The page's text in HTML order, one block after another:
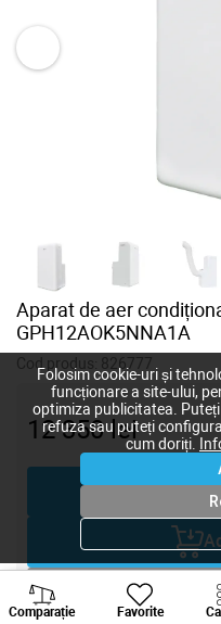
Aparat de aer
GPH12AOK5NNA1A
Cod produs: 826777
12 350lei
Comparație Favorite
Folosim cookie-uri și
funcționare a site-ului,
optimiza publicitatea.
refuza sau puteți
cum doriți.